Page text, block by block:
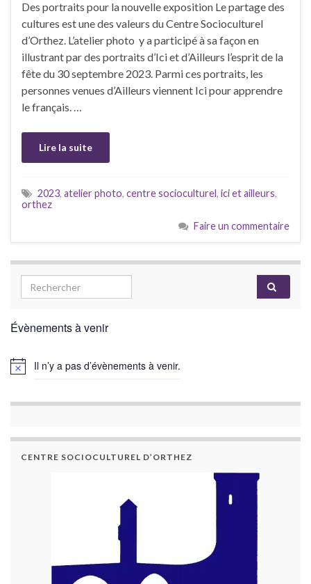
Des portraits pour la nouvelle exposition Le partage des
cultures est une des valeurs du Centre Socioculturel
d’Orthez. L’atelier photo y a participé à sa façon en
illustrant par des portraits d’Ici et d’Ailleurs l’esprit de la
fête du 30 septembre 2023. Parmi ces portraits, les
personnes venues d’Ailleurs viennent Ici pour apprendre
le français. …
Lire la suite
2023, atelier photo, centre socioculturel, ici et ailleurs,
orthez
Faire un commentaire
Évènements à venir
Il n’y a pas d’évènements à venir.
CENTRE SOCIOCULTUREL D’ORTHEZ